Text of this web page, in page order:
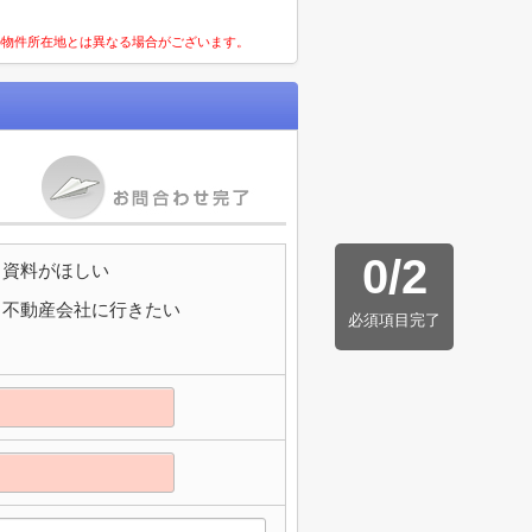
件所在地とは異なる場合がございます。
0/2
必須項目完了
資料がほしい
不動産会社に行きたい